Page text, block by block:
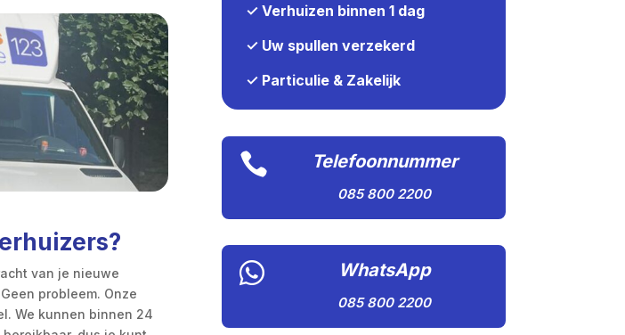
van je nieuwe
probleem. Onze
We kunnen binnen 24
✓ Verhuizen binnen 1 dag
✓ Uw spullen verzekerd
✓ Particulie & Zakelijk
 Telefoonnummer
085 800 2200
 WhatsApp
085 800 2200